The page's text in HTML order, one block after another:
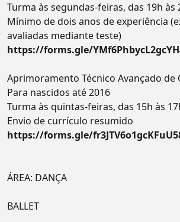
Turma às segundas-feiras, das 19h às
Mínimo de dois anos de experiência
avaliadas mediante teste)
https://forms.gle/
Aprimoramento Técnico Avançado de
Para nascidos até 2016
Turma às quintas-feiras, das 15h às
Envio de currículo resumido
https://forms.gle/
ÁREA: DANÇA
BALLET